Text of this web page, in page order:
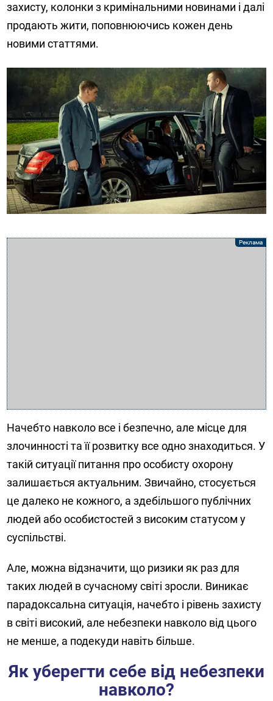
захисту, колонки з кримінальними новинами і далі
продають жити, поповнюючись кожен день
новими статтями.
Начебто навколо все і безпечно, але місце для
злочинності та її розвитку все одно знаходиться. У
такій ситуації питання про особисту охорону
залишається актуальним. Звичайно, стосується
це далеко не кожного, а здебільшого публічних
людей або особистостей з високим статусом у
суспільстві.
Але, можна відзначити, що ризики як раз для
таких людей в сучасному світі зросли. Виникає
парадоксальна ситуація, начебто і рівень захисту
в світі високий, але небезпеки навколо від цього
не менше, а подекуди навіть більше.
Як уберегти себе від небезпеки
навколо?